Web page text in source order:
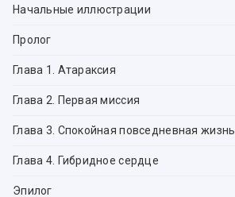
Начальные иллюстрации
Пролог
Глава 1. Атараксия
Глава 2. Первая миссия
Глава 3. Спокойная повседневная жизнь
Глава 4. Гибридное сердце
Эпилог